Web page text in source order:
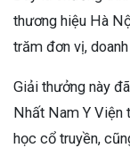
thương hiệu Hà
trăm đơn vị,
Giải thưởng này
Nhất Nam Y Viện
học cổ truyền,